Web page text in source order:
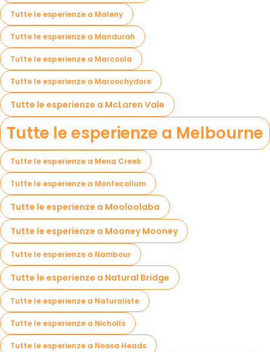
Tutte le esperienze a Maleny
Tutte le esperienze a Mandurah
Tutte le esperienze a Marcoola
Tutte le esperienze a Maroochydore
Tutte le esperienze a McLaren Vale
Tutte le esperienze a Melbourne
Tutte le esperienze a Mena Creek
Tutte le esperienze a Montecollum
Tutte le esperienze a Mooloolaba
Tutte le esperienze a Mooney Mooney
Tutte le esperienze a Nambour
Tutte le esperienze a Natural Bridge
Tutte le esperienze a Naturaliste
Tutte le esperienze a Nicholls
Tutte le esperienze a Noosa Heads